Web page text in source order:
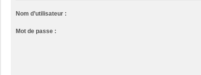
Nom d’utilisateur :
Mot de passe :